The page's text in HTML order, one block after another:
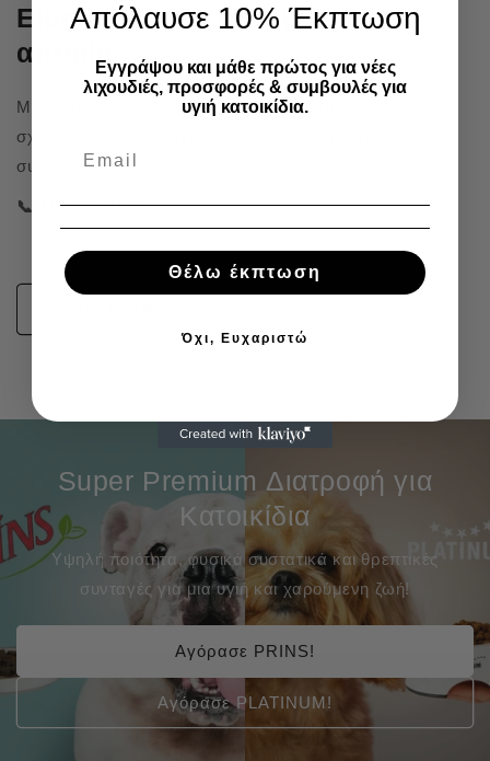
Είμαστε δίπλα σου για κάθε
απορία
Μη διστάσεις να μας καλέσεις για οποιαδήποτε απορία
σχετικά με τον καλύτερό σου φίλο. Οι έμπειροι
συνεργάτες μας θα σου λύσουν κάθε απορία.
📞 215 215 91 41
Super Premium Διατροφή για
Κατοικίδια
Υψηλή ποιότητα, φυσικά συστατικά και θρεπτικές
συνταγές για μια υγιή και χαρούμενη ζωή!
Αγόρασε PRINS!
Αγόρασε PLATINUM!
Απόλαυσε 10% Έκπτωση
Εγγράψου και μάθε πρώτος για νέες
λιχουδιές, προσφορές & συμβουλές για
υγιή κατοικίδια.
Θέλω έκπτωση
Όχι, Ευχαριστώ